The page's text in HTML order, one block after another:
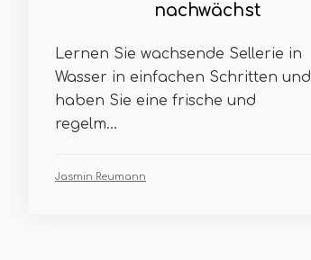
nachwächst
Lernen Sie wachsende Sellerie in
Wasser in einfachen Schritten und
haben Sie eine frische und
regelm...
Jasmin Reumann